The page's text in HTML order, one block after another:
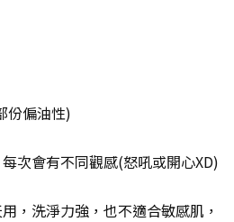
份偏油性)
次會有不同觀感(怒吼或開心XD)
，洗淨力強，也不適合敏感肌，